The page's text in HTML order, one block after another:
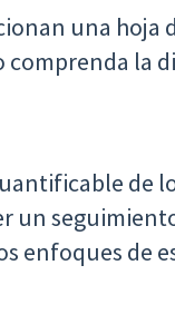
una hoja
la
de
un
enfoques de